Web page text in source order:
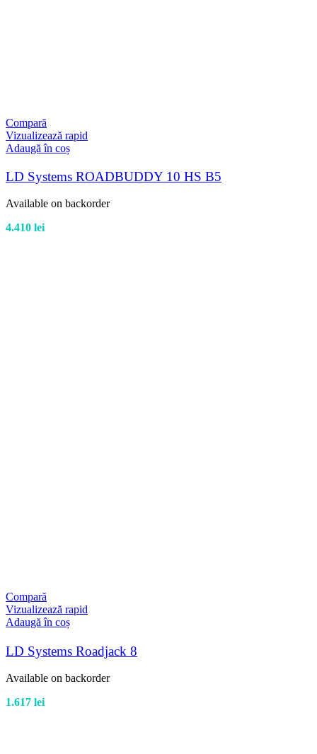
Compară
Vizualizează rapid
Adaugă în coș
LD Systems ROADBUDDY 10 HS B5
Available on backorder
4.410 lei
Compară
Vizualizează rapid
Adaugă în coș
LD Systems Roadjack 8
Available on backorder
1.617 lei